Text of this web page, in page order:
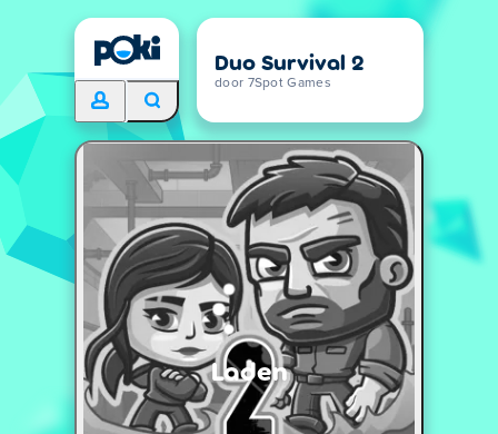
Duo Survival 2
door 7Spot Games
Laden